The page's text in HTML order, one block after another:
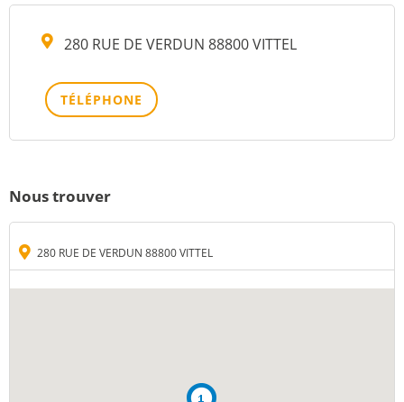
280 RUE DE VERDUN 88800 VITTEL
TÉLÉPHONE
Nous trouver
280 RUE DE VERDUN 88800 VITTEL